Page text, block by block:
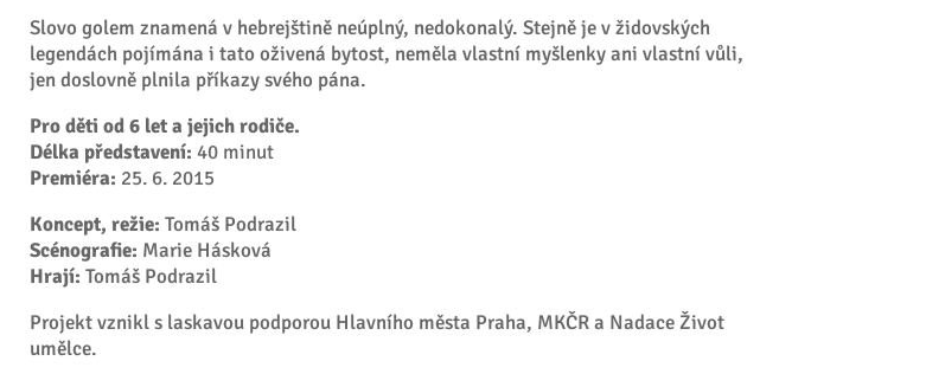
Slovo golem znamená v hebrejštině neúplný, nedokonalý. Stejně je v židovských
legendách pojímána i tato oživená bytost, neměla vlastní myšlenky ani vlastní vůli,
jen doslovně plnila příkazy svého pána.
Pro děti od 6 let a jejich rodiče.
Délka představení: 40 minut
Premiéra: 25. 6. 2015
Koncept, režie: Tomáš Podrazil
Scénografie: Marie Hásková
Hrají: Tomáš Podrazil
Projekt vznikl s laskavou podporou Hlavního města Praha, MKČR a Nadace Život
umělce.